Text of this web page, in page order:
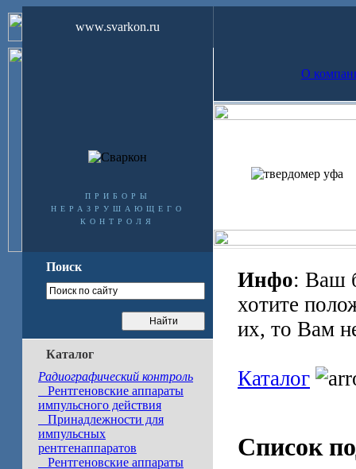
www.svarkon.ru
приборы
неразрушающего
контроля
О
Поиск
Каталог
Радиографический контроль
Рентгеновские аппараты
импульсного действия
Принадлежности для
импульсных
рентгенаппаратов
Рентгеновские аппараты
Инфо: Ваш
хотите
их, то Вам
Каталог
Список